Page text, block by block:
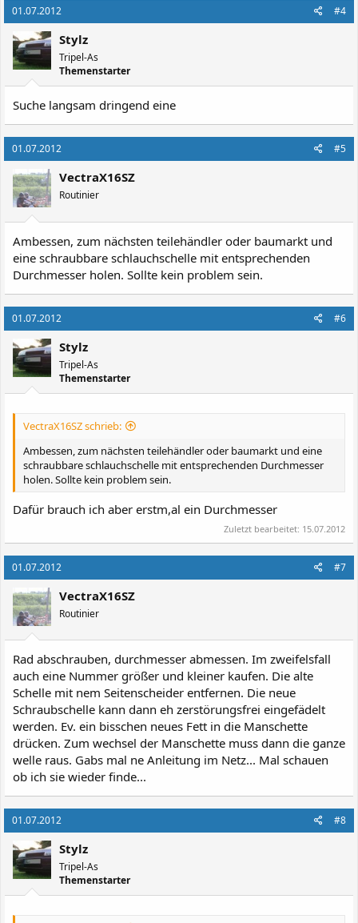
01.07.2012 #4
Stylz
Tripel-As
Themenstarter
Suche langsam dringend eine
01.07.2012 #5
VectraX16SZ
Routinier
Ambessen, zum nächsten teilehändler oder baumarkt und
eine schraubbare schlauchschelle mit entsprechenden
Durchmesser holen. Sollte kein problem sein.
01.07.2012 #6
Stylz
Tripel-As
Themenstarter
VectraX16SZ schrieb:
Ambessen, zum nächsten teilehändler oder baumarkt und eine
schraubbare schlauchschelle mit entsprechenden Durchmesser
holen. Sollte kein problem sein.
Dafür brauch ich aber erstm,al ein Durchmesser
Zuletzt bearbeitet: 15.07.2012
01.07.2012 #7
VectraX16SZ
Routinier
Rad abschrauben, durchmesser abmessen. Im zweifelsfall
auch eine Nummer größer und kleiner kaufen. Die alte
Schelle mit nem Seitenscheider entfernen. Die neue
Schraubschelle kann dann eh zerstörungsfrei eingefädelt
werden. Ev. ein bisschen neues Fett in die Manschette
drücken. Zum wechsel der Manschette muss dann die ganze
welle raus. Gabs mal ne Anleitung im Netz... Mal schauen
ob ich sie wieder finde...
01.07.2012 #8
Stylz
Tripel-As
Themenstarter